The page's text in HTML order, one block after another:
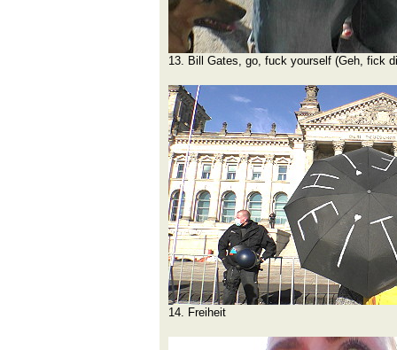
13. Bill Gates, go, fuck yourself (Geh, fick
14. Freiheit